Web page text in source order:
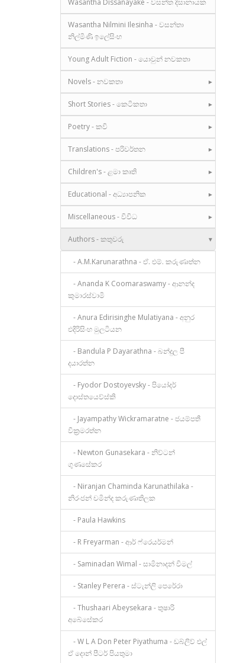
Wasantha Dissanayake - වසන්ත දිසානායක
Wasantha Nilmini Ilesinha - වසන්තා
නිල්මිණි ඉලේසිංහ
Young Adult Fiction - යොවුන් නවකතා
Novels - නවකතා
Short Stories - කෙටිකතා
Poetry - කවි
Translations - පරිවර්තන
Children's - ළමා කෘති
Educational - අධ්‍යාපනික
Miscellaneous - විවිධ
Authors - කතුවරු
- A.M.Karunarathna - ඒ. එම්. කරුණාත්න
- Ananda K Coomaraswamy - ආනන්ද
කුමාරස්වාමි
- Anura Edirisinghe Mulatiyana - අනුර
එදිරිසිංහ මුලටියන
- Bandula P Dayarathna - බන්දුල පී
දයාරත්න
- Fyodor Dostoyevsky - පියෝදර්
දොස්තයෙව්ස්කි
- Jayampathy Wickramaratne - ජයම්පතී
වික්‍රමරත්න
- Newton Gunasekara - නිව්ටන්
ගුණසේකර
- Niranjan Chaminda Karunathilaka -
නිරංජන් චමින්ද කරුණාතිලක
- Paula Hawkins
- R Freyarman - ආර් ෆ්රෙයර්මන්
- Saminadan Wimal - සාමිනාදන් විමල්
- Stanley Perera - ස්ටැන්ලි පෙරේරා
- Thushaari Abeysekara - තුෂාරි
අබේසේකර
- W L A Don Peter Piyathuma - ඩබ්ලිව් එල්
ඒ දොන් පීටර් පියතුමා